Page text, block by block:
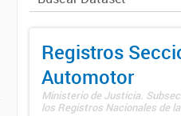
Registros
Automotor
Ministerio de Justicia.
los Registros Nacionales de